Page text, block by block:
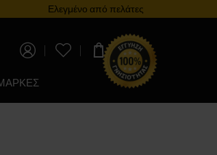
Ελεγμένο από πελάτες
0,00 €